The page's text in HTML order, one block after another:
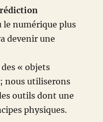
le numérique plus
devenir une
« objets
nous utiliserons
outils dont une
physiques.